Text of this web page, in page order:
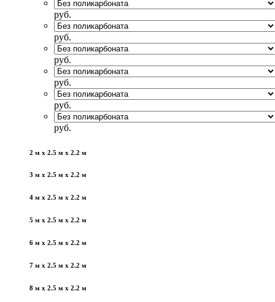
руб.
руб.
руб.
руб.
руб.
руб.
2 м x 2.5 м x 2.2 м
3 м x 2.5 м x 2.2 м
4 м x 2.5 м x 2.2 м
5 м x 2.5 м x 2.2 м
6 м x 2.5 м x 2.2 м
7 м x 2.5 м x 2.2 м
8 м x 2.5 м x 2.2 м